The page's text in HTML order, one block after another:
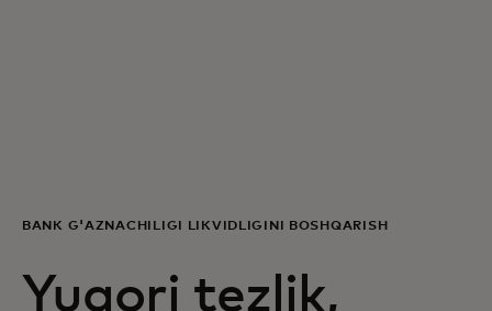
BANK G'AZNACHILIGI LIKVIDLIGINI BOSHQARISH
Yuqori tezlik,